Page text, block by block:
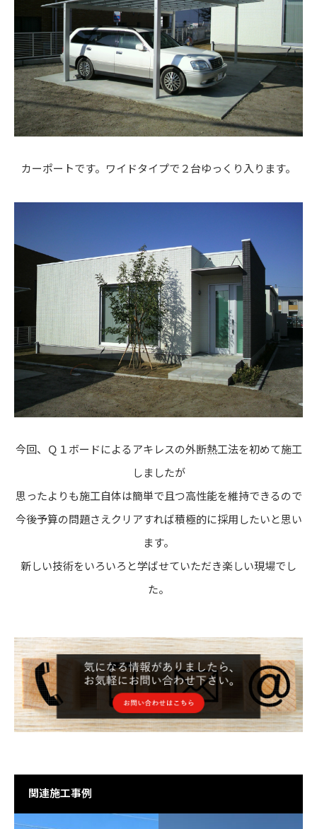
カーポートです。ワイドタイプで２台ゆっくり入ります。
今回、Ｑ１ボードによるアキレスの外断熱工法を初めて施工
しましたが
思ったよりも施工自体は簡単で且つ高性能を維持できるので
今後予算の問題さえクリアすれば積極的に採用したいと思い
ます。
新しい技術をいろいろと学ばせていただき楽しい現場でし
た。
関連施工事例